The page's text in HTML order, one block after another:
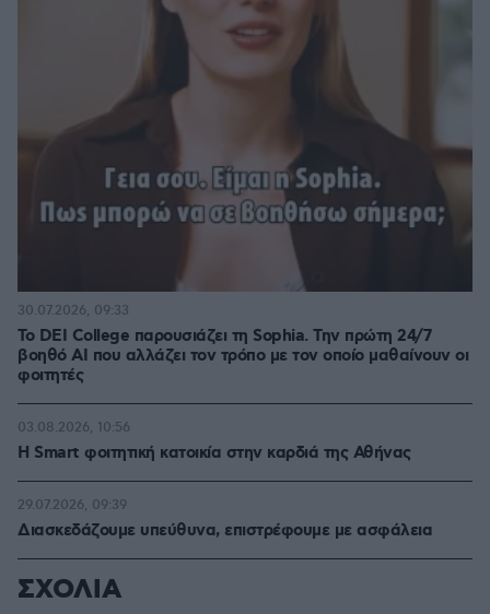
Το DEI College παρουσιάζει τη Sophia. Την πρώτη 24/7
βοηθό AI που αλλάζει τον τρόπο με τον οποίο μαθαίνουν οι
φοιτητές
30.07.2026, 09:33
Η Smart φοιτητική κατοικία στην καρδιά της Αθήνας
03.08.2026, 10:56
Διασκεδάζουμε υπεύθυνα, επιστρέφουμε με ασφάλεια
29.07.2026, 09:39
ΣΧΟΛΙΑ